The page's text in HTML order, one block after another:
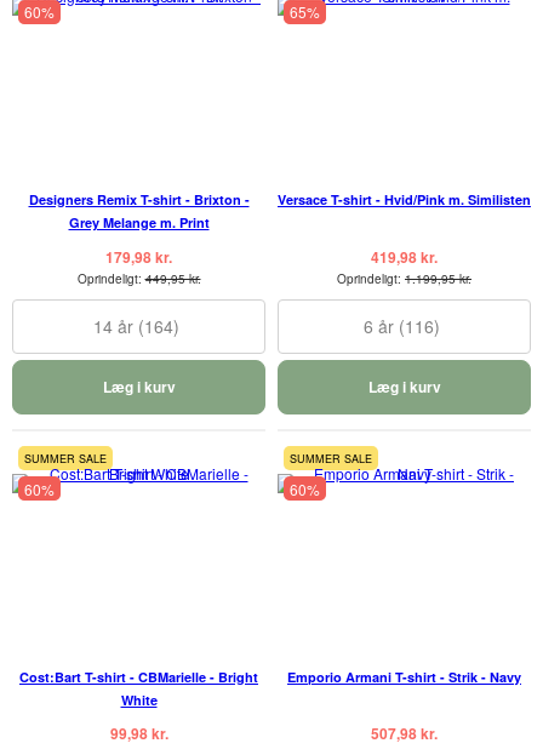
60%
Designers Remix T-shirt - Brixton -
Grey Melange m. Print
179,98 kr.
Oprindeligt:449,95 kr.
14 år (164)
Læg i kurv
65%
Versace T-shirt - Hvid/Pink m. Similisten
419,98 kr.
Oprindeligt: 1.199,95 kr.
6 år (116)
Læg i kurv
SUMMER SALE
60%
Cost:Bart T-shirt - CBMarielle - Bright
White
99,98 kr.
SUMMER SALE
60%
Emporio Armani T-shirt - Strik - Navy
507,98 kr.